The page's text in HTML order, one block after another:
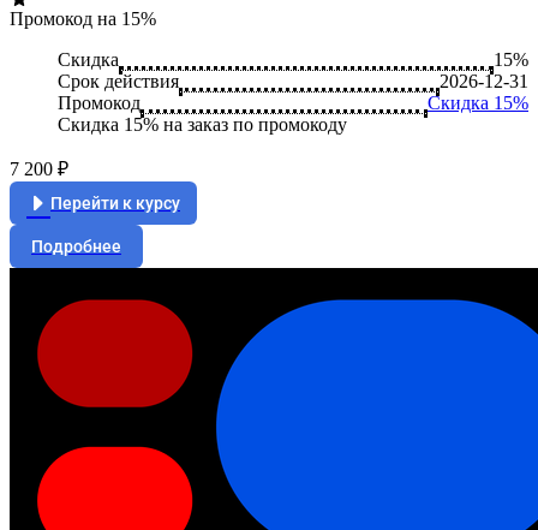
Промокод на 15%
Скидка
15%
Срок действия
2026-12-31
Промокод
Скидка 15%
Скидка 15% на заказ по промокоду
7 200 ₽
Перейти к курсу
Подробнее